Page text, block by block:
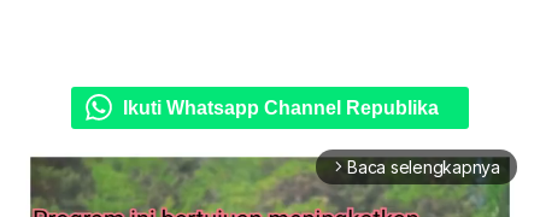
Ikuti Whatsapp Channel Republika
arrow_forward_ios Baca selengkapnya